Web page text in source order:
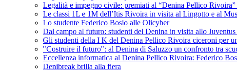
Legalità e impegno civile: premiati al “Denina Pellico
Le classi 1L e 1M dell’Itis Rivoira in visita al Lingotto e al
Lo studente Federico Bosio alle Olicyber
Dal campo al futuro: studenti del Denina in visita allo
Gli studenti della I K del Denina Pellico Rivoira ciceroni per
"Costruire il futuro": al Denina di Saluzzo un confronto tra
Eccellenza informatica al Denina Pellico Rivoira: Federico
Denibreak brilla alla fiera